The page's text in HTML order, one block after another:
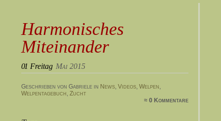
Harmonisches
Miteinander
01 Freitag Mai 2015
Geschrieben von Gabriele in News, Videos, Welpen,
Welpentagebuch, Zucht
≈ 0 Kommentare